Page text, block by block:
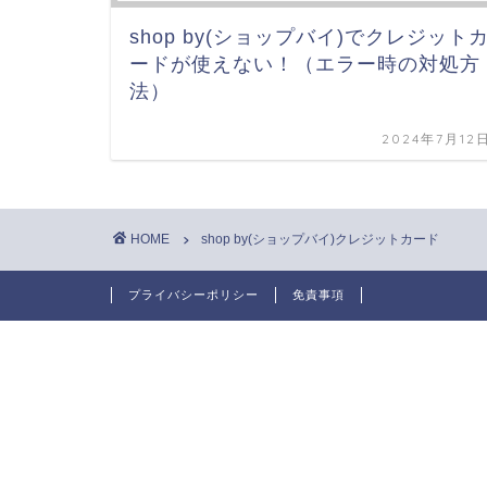
shop by(ショップバイ)でクレジット
ードが使えない！（エラー時の対処方
法）
2024年7月12
HOME shop by(ショップバイ)クレジットカード
プライバシーポリシー 免責事項